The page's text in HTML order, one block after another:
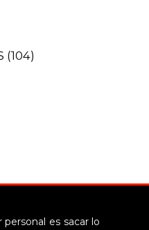
(104)
es sacar lo